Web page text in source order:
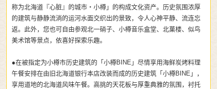
称为北海道『心脏』的城市・小樽」的构成文化资产。历史氛围浓厚
的建筑与静静流淌的运河水面交织出的景致，令人心神平静、流连忘
返。此外，您也可自由参观北一硝子、小樽音乐盒堂、北菓楼、似鸟
美术馆等景点，依喜好探索乐趣。
●在被指定为小樽市历史建筑的「小樽BINE」尽情享用海鲜炭烤料理
午餐安排在由旧北海道银行本店改装而成的历史建筑「小樽BINE」，
享用道地的北海道风味午餐。高挑的天花板与厚重典雅的氛围，衬托